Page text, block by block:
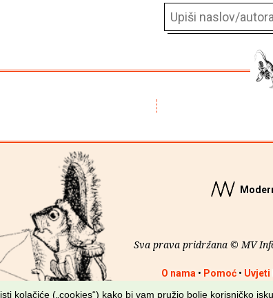
Sva prava pridržana © MV
O nama • Pomoć• Uvjeti
kolačiće („cookies“) kako bi vam pružio bolje korisničko